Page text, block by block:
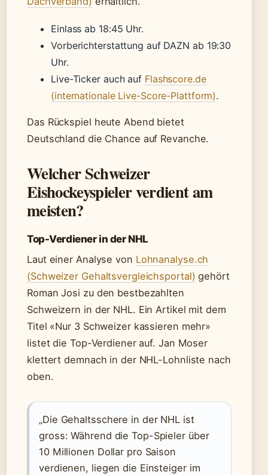
Einlass ab 18:45 Uhr.
Vorberichterstattung auf DAZN ab 19:30
Uhr.
Live-Ticker auch auf Flashscore.de
(internationale Live-Score-Plattform).
Das Rückspiel heute Abend bietet
Deutschland die Chance auf Revanche.
Welcher Schweizer
Eishockeyspieler verdient am
meisten?
Top-Verdiener in der NHL
Laut einer Analyse von Lohnanalyse.ch
(Schweizer Gehaltsvergleichsportal) gehört
Roman Josi zu den bestbezahlten
Schweizern in der NHL. Ein Artikel mit dem
Titel «Nur 3 Schweizer kassieren mehr»
listet die Top-Verdiener auf. Jan Moser
klettert demnach in der NHL-Lohnliste nach
oben.
„Die Gehaltsschere in der NHL ist
gross: Während die Top-Spieler über
10 Millionen Dollar pro Saison
verdienen, liegen die Einsteiger im